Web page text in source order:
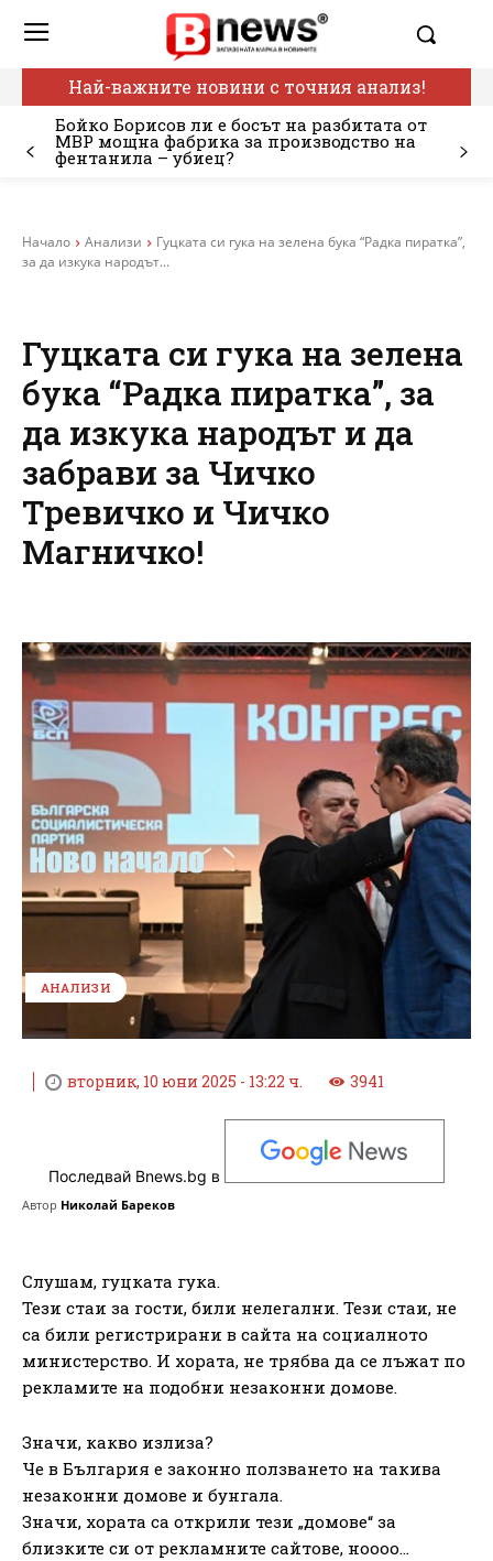
Най-важните новини с точния анализ!
Бойко Борисов ли е босът на разбитата от
МВР мощна фабрика за производство на
фентанила – убиец?
Начало Анализи
Гуцката си гука на зелена бука “Радка пиратка”,
за да изкука народът...
Гуцката си гука на зелена
бука “Радка пиратка”, за
да изкука народът и да
забрави за Чичко
Тревичко и Чичко
Магничко!
АНАЛИЗИ
вторник, 10 юни 2025 - 13:22 ч. 3941
Последвай Bnews.bg в
Автор Николай Бареков
Слушам, гуцката гука.
Тези стаи за гости, били нелегални. Тези стаи, не
са били регистрирани в сайта на социалното
министерство. И хората, не трябва да се лъжат по
рекламите на подобни незаконни домове.
Значи, какво излиза?
Че в България е законно ползването на такива
незаконни домове и бунгала.
Значи, хората са открили тези „домове“ за
близките си от рекламните сайтове, ноооо…